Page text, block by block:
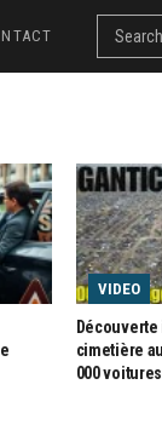
VIDEO
cimetière
000